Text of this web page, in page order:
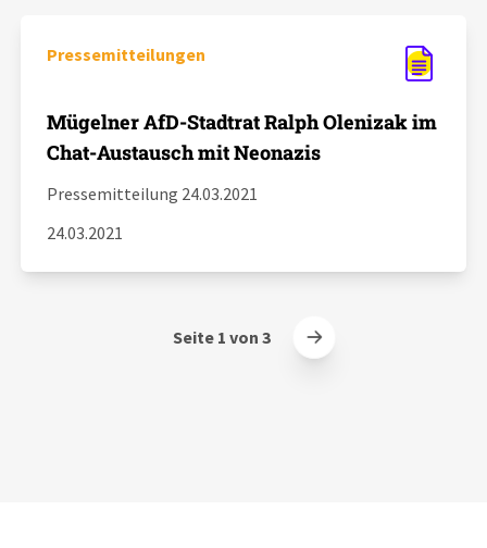
Pressemitteilungen
Mügelner AfD-Stadtrat Ralph Olenizak im
Chat-Austausch mit Neonazis
Pressemitteilung 24.03.2021
24.03.2021
Seite 1 von 3